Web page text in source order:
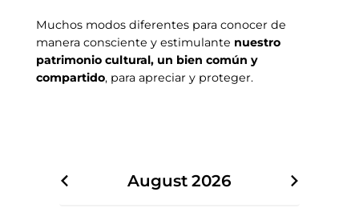
Muchos modos diferentes para conocer de
manera consciente y estimulante nuestro
patrimonio cultural, un bien común y
compartido, para apreciar y proteger.
August 2026